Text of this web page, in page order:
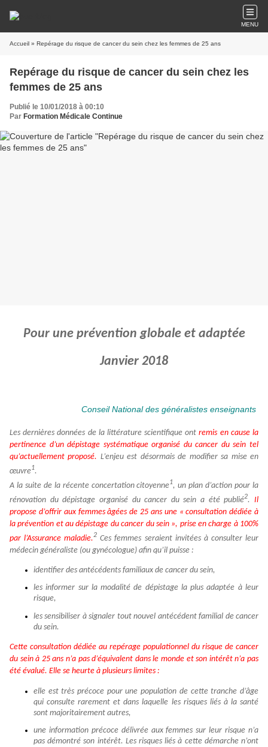
MENU
Accueil » Repérage du risque de cancer du sein chez les femmes de 25 ans
Repérage du risque de cancer du sein chez les
femmes de 25 ans
Publié le 10/01/2018 à 00:10
Par Formation Médicale Continue
Pour une prévention globale et adaptée
Janvier 2018
Conseil National des généralistes enseignants
Les dernières données de la littérature scientifique ontremis en cause la
pertinence d’un dépistage systématique organisé du cancer du sein tel
qu’actuellement proposé. L’enjeu est désormais de modifier sa mise en
œuvre1.
A la suite de la récente concertation citoyenne1, un plan d’action pour la
rénovation du dépistage organisé du cancer du sein a été publié2.Il
propose d’offrir aux femmes âgées de 25 ans une « consultation dédiée à
la prévention et au dépistage du cancer du sein », prise en charge à 100%
par l’Assurance maladie.2 Ces femmes seraient invitées à consulter leur
médecin généraliste (ou gynécologue) afin qu’il puisse :
identifier des antécédents familiaux de cancer du sein,
les informer sur la modalité de dépistage la plus adaptée à leur
risque,
les sensibiliser à signaler tout nouvel antécédent familial de cancer
du sein.
Cette consultation dédiée au repérage populationnel du risque de cancer
du sein à 25 ans n’a pas d’équivalent dans le monde et son intérêt n’a pas
été évalué. Elle se heurte à plusieurs limites :
elle est très précoce pour une population de cette tranche d’âge
qui consulte rarement et dans laquelle les risques liés à la santé
sont majoritairement autres,
une information précoce délivrée aux femmes sur leur risque n’a
pas démontré son intérêt. Les risques liés à cette démarche n’ont